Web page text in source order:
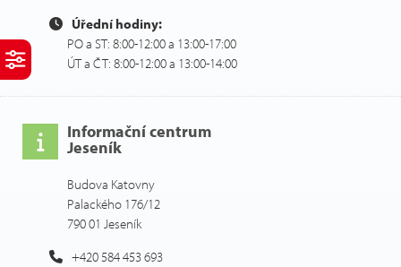
Úřední hodiny:
PO a ST: 8:00-12:00 a 13:00-17:00
ÚT a ČT: 8:00-12:00 a 13:00-14:00
Informační centrum
Jeseník
Budova Katovny
Palackého 176/12
790 01 Jeseník
+420 584 453 693